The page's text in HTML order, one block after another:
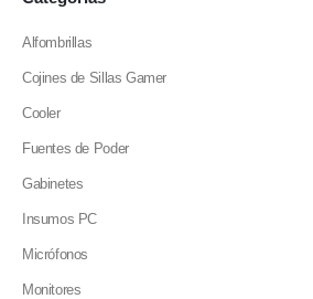
Alfombrillas
Cojines de Sillas Gamer
Cooler
Fuentes de Poder
Gabinetes
Insumos PC
Micrófonos
Monitores